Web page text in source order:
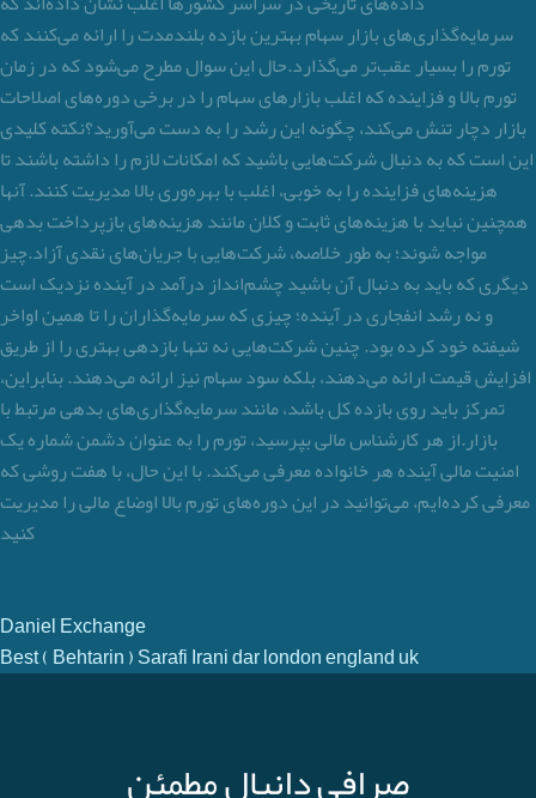
سرمایه‌گذاری‌های بازار سهام بهترین بازده بلندمدت را ارائه می‌کنند که
تورم را بسیار عقب‌تر می‌گذارد.حال این سوال مطرح می‌شود که در زمان
تورم بالا و فزاینده که اغلب بازارهای سهام را در برخی دوره‌های اصلاحات
بازار دچار تنش می‌کند، چگونه این رشد را به دست می‌آورید؟نکته کلیدی
این است که به دنبال شرکت‌هایی باشید که امکانات لازم را داشته باشند تا
هزینه‌های فزاینده را به خوبی، اغلب با بهره‌وری بالا مدیریت کنند. آنها
همچنین نباید با هزینه‌های ثابت و کلان مانند هزینه‌های بازپرداخت بدهی
مواجه شوند؛ به طور خلاصه، شرکت‌هایی با جریان‌های نقدی آزاد.چیز
دیگری که باید به دنبال آن باشید چشم‌انداز درآمد در آینده نزدیک است
و نه رشد انفجاری در آینده؛ چیزی که سرمایه‌گذاران را تا همین اواخر
شیفته خود کرده بود. چنین شرکت‌هایی نه تنها بازدهی بهتری را از طریق
افزایش قیمت ارائه می‌دهند، بلکه سود سهام نیز ارائه می‌دهند. بنابراین،
تمرکز باید روی بازده کل باشد، مانند سرمایه‌گذاری‌های بدهی مرتبط با
بازار.از هر کارشناس مالی بپرسید، تورم را به عنوان دشمن شماره یک
امنیت مالی آینده هر خانواده معرفی می‌کند. با این حال، با هفت روشی که
معرفی کرده‌ایم، می‌توانید در این دوره‌های تورم بالا اوضاع مالی را مدیریت
کنید
Daniel Exchange
Best ( Behtarin ) Sarafi Irani dar london england uk
صرافی دانیال مطمئن